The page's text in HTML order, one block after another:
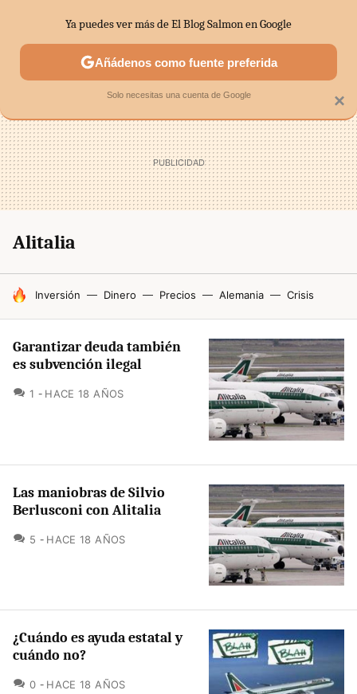
SECTORES ECONOMÍA DOMÉSTICA MERCADOS
Alitalia
HOY SE HABLA DE
Inversión Dinero Precios Alemania Crisis
Garantizar deuda también
es subvención ilegal
1 COMENTARIOS
HACE 18 AÑOS
Las maniobras de Silvio
Berlusconi con Alitalia
5 COMENTARIOS
HACE 18 AÑOS
¿Cuándo es ayuda estatal y
cuándo no?
0 COMENTARIOS
HACE 18 AÑOS
×
Ya puedes ver más de El Blog Salmon en Google
Añádenos como fuente preferida
Solo necesitas una cuenta de Google